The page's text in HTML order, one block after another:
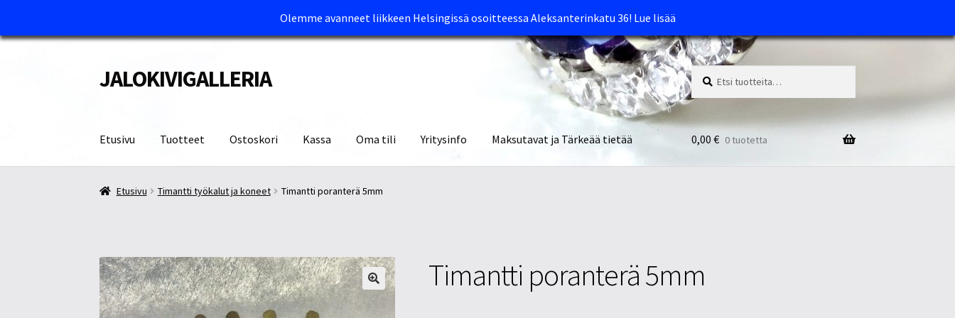
Olemme avanneet liikkeen Helsingissä osoitteessa Aleksanterinkatu 36! Lue lisää
Siirry
navigointiin
Siirry
sisältöön
JALOKIVIGALLERIA Etsi:
Haku
Etusivu Tuotteet Ostoskori Kassa Oma tili Yritysinfo Maksutavat ja Tärkeää tietää
Etusivu Kassa Maksutavat ja Tärkeää tietää MyymälätOma tili
0,00 € 0 tuotetta
Etusivu Timantti työkalut ja koneet Timantti poranterä 5mm
Timantti poranterä 5mm